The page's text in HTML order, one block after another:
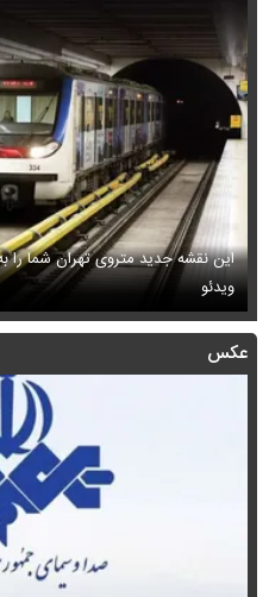
این نقشه جدید متروی تهران شما
ویدئو
عکس